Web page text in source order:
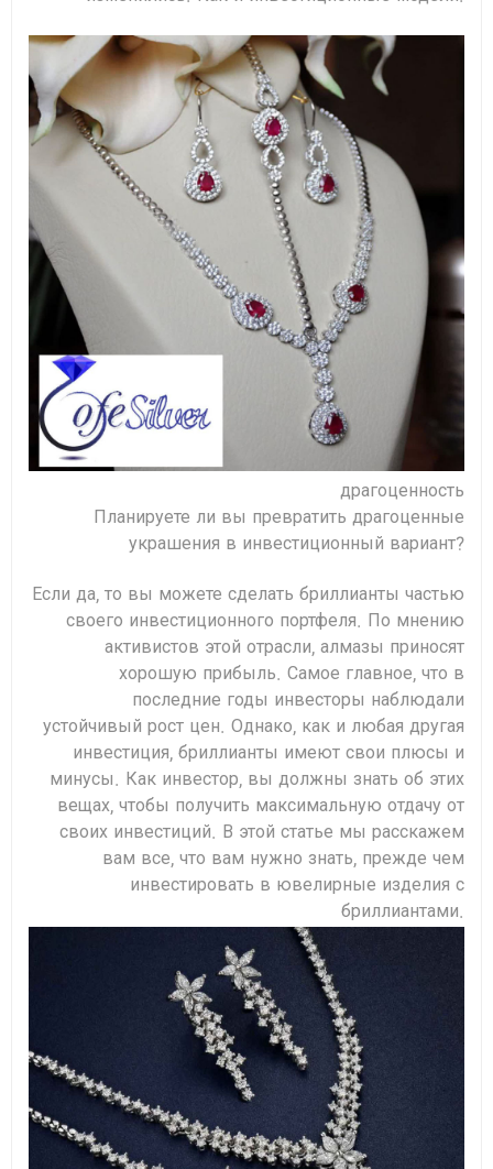
драгоценность
Планируете ли вы превратить драгоценные
украшения в инвестиционный вариант?
Если да, то вы можете сделать бриллианты частью
своего инвестиционного портфеля. По мнению
активистов этой отрасли, алмазы приносят
хорошую прибыль. Самое главное, что в
последние годы инвесторы наблюдали
устойчивый рост цен. Однако, как и любая другая
инвестиция, бриллианты имеют свои плюсы и
минусы. Как инвестор, вы должны знать об этих
вещах, чтобы получить максимальную отдачу от
своих инвестиций. В этой статье мы расскажем
вам все, что вам нужно знать, прежде чем
инвестировать в ювелирные изделия с
бриллиантами.